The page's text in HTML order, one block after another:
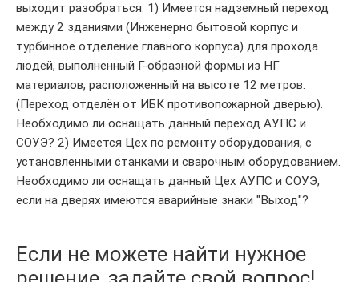
выходит разобраться. 1) Имеется надземный переход
между 2 зданиями (Инженерно бытовой корпус и
турбинное отделение главного корпуса) для прохода
людей, выполненный Г-образной формы из НГ
материалов, расположенный на высоте 12 метров.
(Переход отделён от ИБК противопожарной дверью).
Необходимо ли оснащать данный переход АУПС и
СОУЭ? 2) Имеется Цех по ремонту оборудования, с
установленными станками и сварочным оборудованием.
Необходимо ли оснащать данный Цех АУПС и СОУЭ,
если на дверях имеются аварийные знаки "Выход"?
Если не можете найти нужное